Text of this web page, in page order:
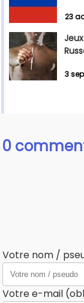
23
3
0
Votre nom /
Votre e-mail